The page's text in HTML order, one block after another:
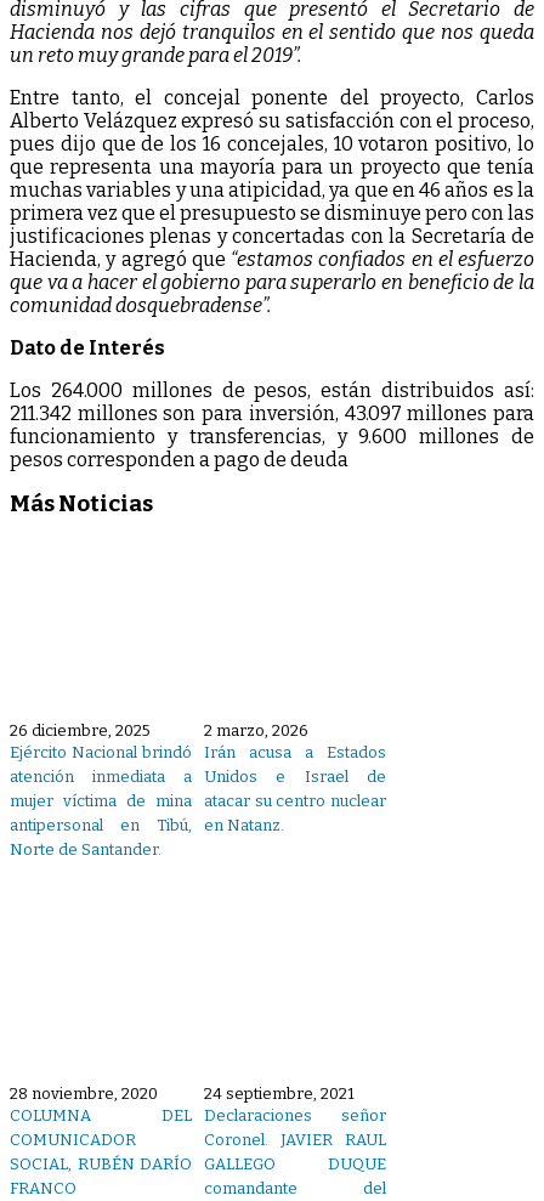
disminuyó y las cifras que presentó el Secretario de
Hacienda nos dejó tranquilos en el sentido que nos queda
un reto muy grande para el 2019”.
Entre tanto, el concejal ponente del proyecto, Carlos
Alberto Velázquez expresó su satisfacción con el proceso,
pues dijo que de los 16 concejales, 10 votaron positivo, lo
que representa una mayoría para un proyecto que tenía
muchas variables y una atipicidad, ya que en 46 años es la
primera vez que el presupuesto se disminuye pero con las
justificaciones plenas y concertadas con la Secretaría de
Hacienda, y agregó que “estamos confiados en el esfuerzo
que va a hacer el gobierno para superarlo en beneficio de la
comunidad dosquebradense”.
Dato de Interés
Los 264.000 millones de pesos, están distribuidos así:
211.342 millones son para inversión, 43.097 millones para
funcionamiento y transferencias, y 9.600 millones de
pesos corresponden a pago de deuda
Más Noticias
26 diciembre, 2025
Ejército Nacional brindó
atención inmediata a
mujer víctima de mina
antipersonal en Tibú,
Norte de Santander.
2 marzo, 2026
Irán acusa a Estados
Unidos e Israel de
atacar su centro nuclear
en Natanz.
28 noviembre, 2020
COLUMNA DEL
COMUNICADOR
SOCIAL, RUBÉN DARÍO
FRANCO
24 septiembre, 2021
Declaraciones señor
Coronel. JAVIER RAUL
GALLEGO DUQUE
comandante del